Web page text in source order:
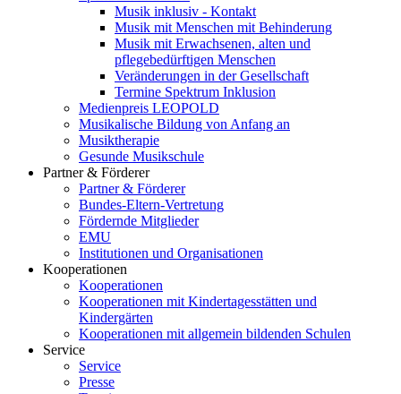
Musik inklusiv - Kontakt
Musik mit Menschen mit Behinderung
Musik mit Erwachsenen, alten und
pflegebedürftigen Menschen
Veränderungen in der Gesellschaft
Termine Spektrum Inklusion
Medienpreis LEOPOLD
Musikalische Bildung von Anfang an
Musiktherapie
Gesunde Musikschule
Partner & Förderer
Partner & Förderer
Bundes-Eltern-Vertretung
Fördernde Mitglieder
EMU
Institutionen und Organisationen
Kooperationen
Kooperationen
Kooperationen mit Kindertagesstätten und
Kindergärten
Kooperationen mit allgemein bildenden Schulen
Service
Service
Presse